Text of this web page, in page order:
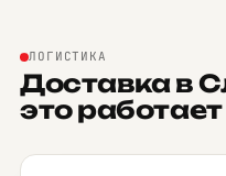
ЛОГИСТИКА
Доставка в
это работает